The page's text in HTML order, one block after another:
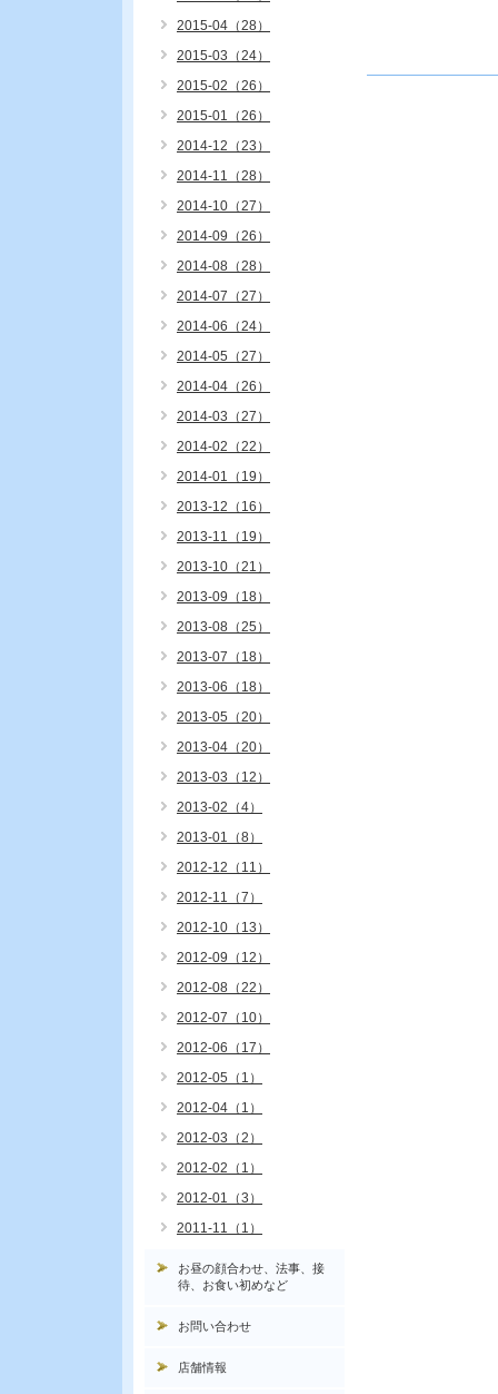
2015-04（28）
2015-03（24）
2015-02（26）
2015-01（26）
2014-12（23）
2014-11（28）
2014-10（27）
2014-09（26）
2014-08（28）
2014-07（27）
2014-06（24）
2014-05（27）
2014-04（26）
2014-03（27）
2014-02（22）
2014-01（19）
2013-12（16）
2013-11（19）
2013-10（21）
2013-09（18）
2013-08（25）
2013-07（18）
2013-06（18）
2013-05（20）
2013-04（20）
2013-03（12）
2013-02（4）
2013-01（8）
2012-12（11）
2012-11（7）
2012-10（13）
2012-09（12）
2012-08（22）
2012-07（10）
2012-06（17）
2012-05（1）
2012-04（1）
2012-03（2）
2012-02（1）
2012-01（3）
2011-11（1）
お昼の顔合わせ、法事、接
待、お食い初めなど
お問い合わせ
店舗情報